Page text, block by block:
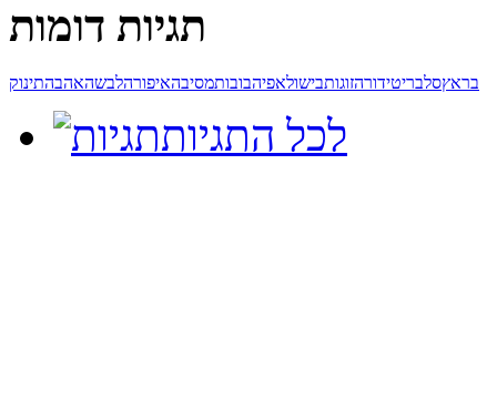
תגיות דומות
בראץסלבריטידורהזוגותבישולאפיהבובותמסיבהאיפורהלבשהאהבהתינוק
לכל התגיות